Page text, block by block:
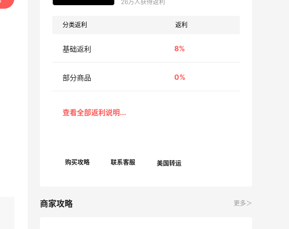
26万人获得返利
分类返利 返利
基础返利 8%
部分商品 0%
美国转运
商家攻略 更多＞